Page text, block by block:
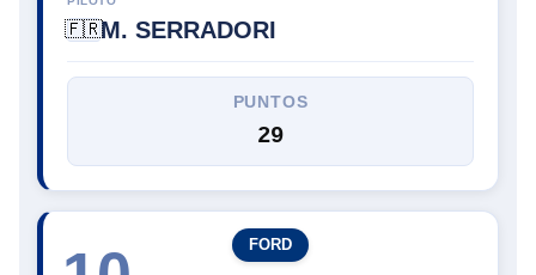
🇫🇷M. SERRADORI
PUNTOS
29
FORD